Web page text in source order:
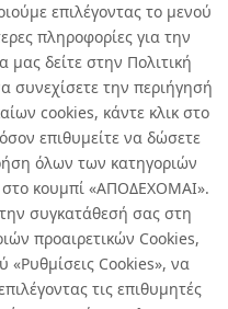
επιλέγοντας το μενού
πληροφορίες για την
μας δείτε στην Πολιτική
συνεχίσετε την περιήγησή
cookies, κάντε κλικ στο
επιθυμείτε να δώσετε
όλων των κατηγοριών
στο κουμπί «ΑΠΟΔΕΧΟΜΑΙ».
συγκατάθεσή σας στη
προαιρετικών Cookies,
«Ρυθμίσεις Cookies», να
τις επιθυμητές